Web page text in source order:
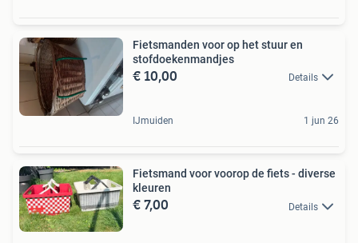
Fietsmanden voor op het stuur en
stofdoekenmandjes
€ 10,00 Details
IJmuiden 1 jun 26
Fietsmand voor voorop de fiets - diverse
kleuren
€ 7,00 Details